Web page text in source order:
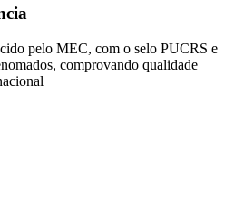
pelo MEC, com o selo PUCRS e
comprovando qualidade